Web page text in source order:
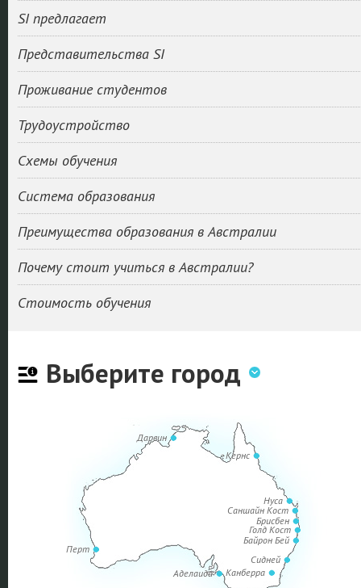
SI предлагает
Представительства SI
Проживание студентов
Трудоустройство
Схемы обучения
Система образования
Преимущества образования в Австралии
Почему стоит учиться в Австралии?
Стоимость обучения
Выберите город
Сидней
Аделаида
Байрон Бей
Брисбен
Голд Кост
Канберра
Кернс
Перт
Саншайн Кост
Нуса
Дарвин